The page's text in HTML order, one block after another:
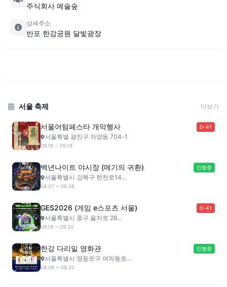
주식회사 예술숲
상세주소
반포 한강공원 달빛광장
서울 축제 더보기
서울어텀페스타 개막행사 D-41
서울특별 광진구 자양동 704-1
09.18 ~ 09.18
백년나이트 야시장 (메기의 귀환) 진행중
서울특별시 강북구 한천로14...
08.07 ~ 08.08
GES2026 (게임 e스포츠 서울) D-41
서울특별시 중구 을지로 28...
09.18 ~ 09.20
한강 다리밑 영화관 진행중
서울특별시 영등포구 여의동로...
08.08 ~ 08.22